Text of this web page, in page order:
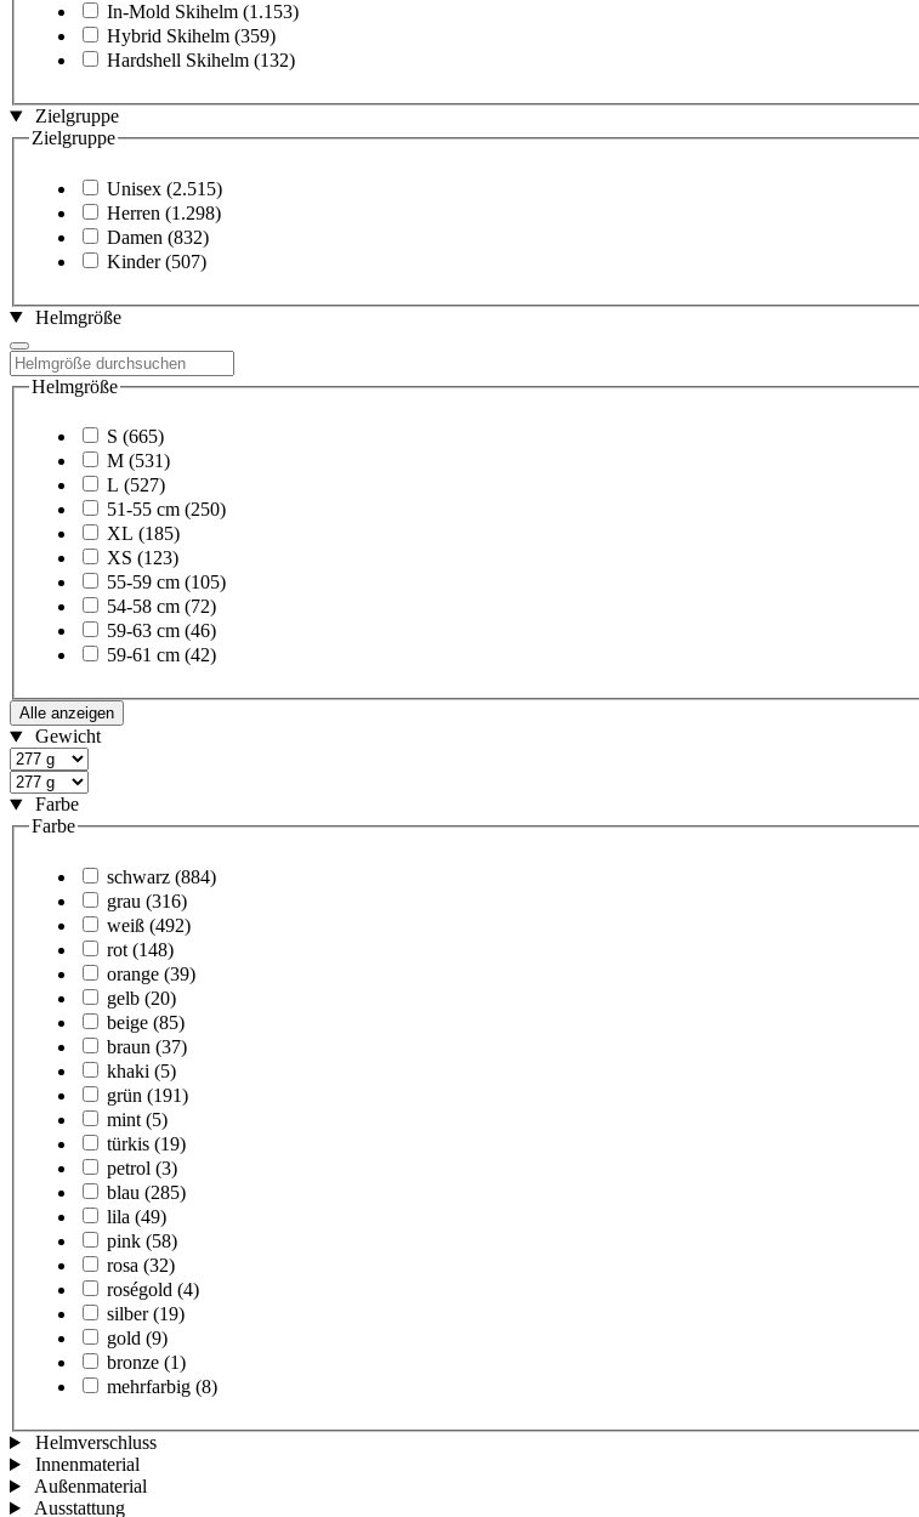
In-Mold Skihelm (1.153)
Hybrid Skihelm (359)
Hardshell Skihelm (132)
Zielgruppe
Zielgruppe
Unisex (2.515)
Herren (1.298)
Damen (832)
Kinder (507)
Helmgröße
Helmgröße
S (665)
M (531)
L (527)
51-55 cm (250)
XL (185)
XS (123)
55-59 cm (105)
54-58 cm (72)
59-63 cm (46)
59-61 cm (42)
Alle anzeigen
Gewicht
Farbe
Farbe
schwarz (884)
grau (316)
weiß (492)
rot (148)
orange (39)
gelb (20)
beige (85)
braun (37)
khaki (5)
grün (191)
mint (5)
türkis (19)
petrol (3)
blau (285)
lila (49)
pink (58)
rosa (32)
roségold (4)
silber (19)
gold (9)
bronze (1)
mehrfarbig (8)
Helmverschluss
Innenmaterial
Außenmaterial
Ausstattung